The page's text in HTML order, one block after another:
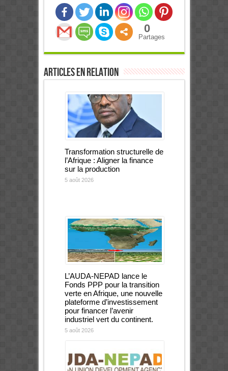
0
Partages
Articles en relation
Transformation structurelle de
l’Afrique : Aligner la finance
sur la production
5 août 2026
L’AUDA-NEPAD lance le
Fonds PPP pour la transition
verte en Afrique, une nouvelle
plateforme d’investissement
pour financer l’avenir
industriel vert du continent.
5 août 2026